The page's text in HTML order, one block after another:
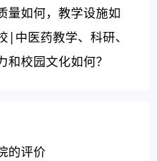
量如何，教学设施如
|中医药教学、科研、
院校
校园文化如何？
的评价